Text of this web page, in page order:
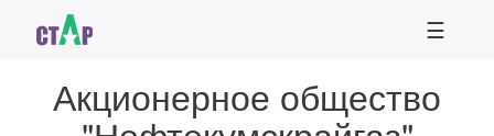
☰
Акционерное общество